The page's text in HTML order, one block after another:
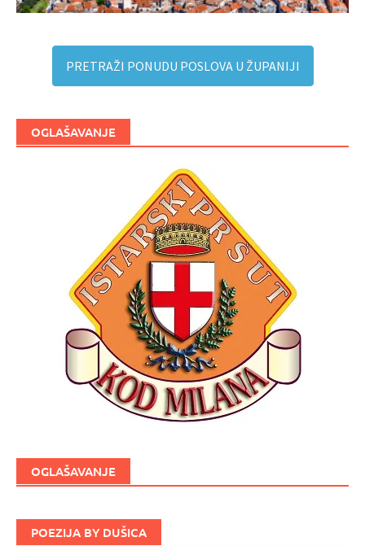
PRETRAŽI PONUDU POSLOVA U ŽUPANIJI
OGLAŠAVANJE
OGLAŠAVANJE
POEZIJA BY DUŠICA